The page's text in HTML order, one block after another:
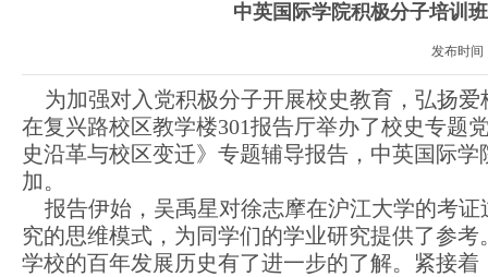
中英国际学院积极分子培训
发布时
为加强对入党积极分子开展校史教育，弘扬
在复兴路校区教学楼301报告厅举办了校史专题
史沿革与校区变迁》专题辅导报告，中英国际
加。
报告伊始，吴禹星对徐志摩在沪江大学的考
究的思维模式，为同学们的学业研究提供了参
学校的百年发展历史有了进一步的了解。紧接